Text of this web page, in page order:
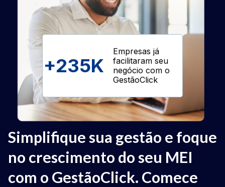
+235K
Empresas já
facilitaram seu
negócio com o
GestãoClick
Simplifique sua gestão e foque
no crescimento do seu MEI
com o GestãoClick. Comece